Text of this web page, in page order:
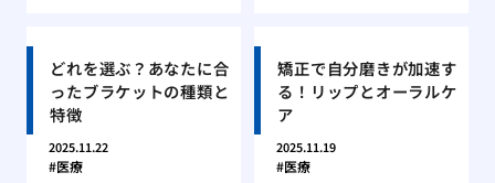
どれを選ぶ？あなたに合
ったブラケットの種類と
特徴
2025.11.22
医療
矯正で自分磨きが加速す
る！リップとオーラルケ
ア
2025.11.19
医療